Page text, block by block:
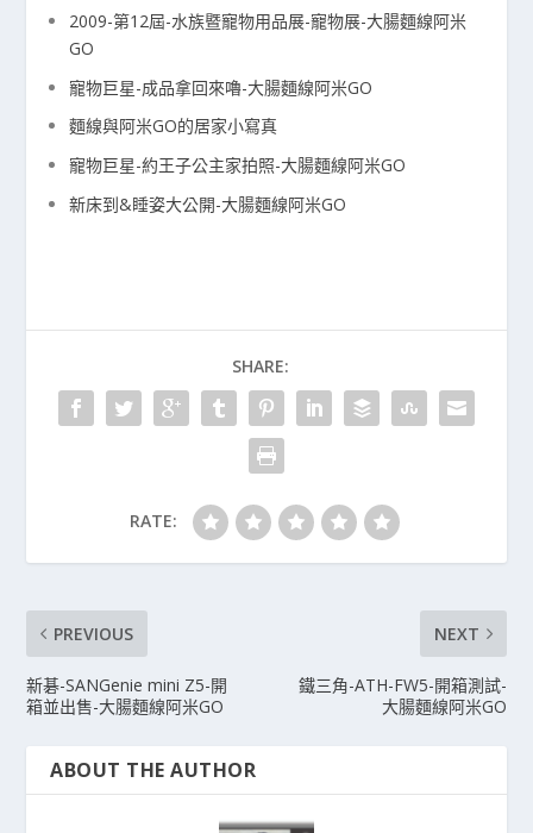
2009-第12屆-水族暨寵物用品展-寵物展-大腸麵線阿米
GO
寵物巨星-成品拿回來嚕-大腸麵線阿米GO
麵線與阿米GO的居家小寫真
寵物巨星-約王子公主家拍照-大腸麵線阿米GO
新床到&睡姿大公開-大腸麵線阿米GO
SHARE:
RATE:
PREVIOUS
新碁-SANGenie mini Z5-開
箱並出售-大腸麵線阿米GO
NEXT
鐵三角-ATH-FW5-開箱測試-
大腸麵線阿米GO
ABOUT THE AUTHOR